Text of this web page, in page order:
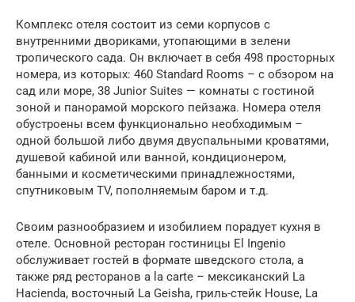
Комплекс отеля состоит из семи корпусов с
внутренними двориками, утопающими в зелени
тропического сада. Он включает в себя 498 просторных
номера, из которых: 460 Standard Rooms – с обзором на
сад или море, 38 Junior Suites — комнаты с гостиной
зоной и панорамой морского пейзажа. Номера отеля
обустроены всем функционально необходимым –
одной большой либо двумя двуспальными кроватями,
душевой кабиной или ванной, кондиционером,
банными и косметическими принадлежностями,
спутниковым TV, пополняемым баром и т.д.
Своим разнообразием и изобилием порадует кухня в
отеле. Основной ресторан гостиницы El Ingenio
обслуживает гостей в формате шведского стола, а
также ряд ресторанов a la carte – мексиканский La
Hacienda, восточный La Geisha, гриль-стейк House, La